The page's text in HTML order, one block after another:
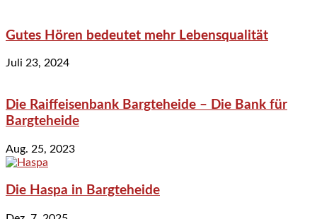
Gutes Hören bedeutet mehr Lebensqualität
Juli 23, 2024
Die Raiffeisenbank Bargteheide – Die Bank für
Bargteheide
Aug. 25, 2023
Die Haspa in Bargteheide